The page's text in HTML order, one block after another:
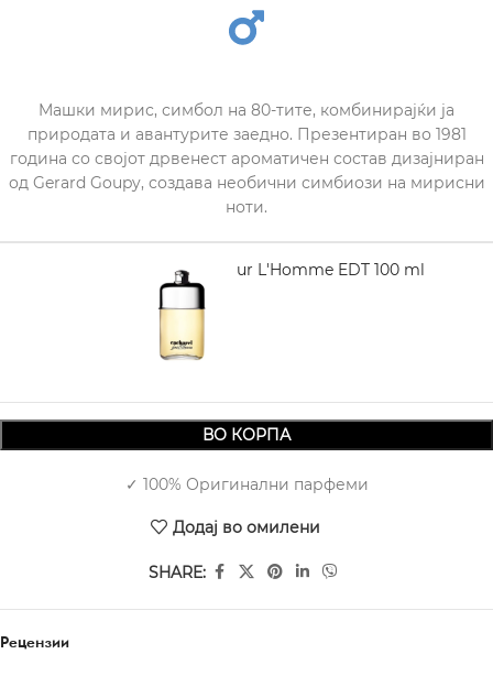
Mашки мирис, симбол на 80-тите, комбинирајќи ја
природата и авантурите заедно. Презентиран во 1981
година со својот дрвенест ароматичен состав дизајниран
од Gerard Goupy, создава необични симбиози на мирисни
ноти.
CACHAREL pour L'Homme EDT 100 ml
ВО КОРПА
✓ 100% Оригинални парфеми
Додај во омилени
SHARE:
Рецензии